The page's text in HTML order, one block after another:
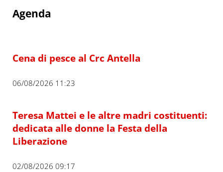
Agenda
Cena di pesce al Crc Antella
06/08/2026 11:23
Teresa Mattei e le altre madri costituenti:
dedicata alle donne la Festa della
Liberazione
02/08/2026 09:17